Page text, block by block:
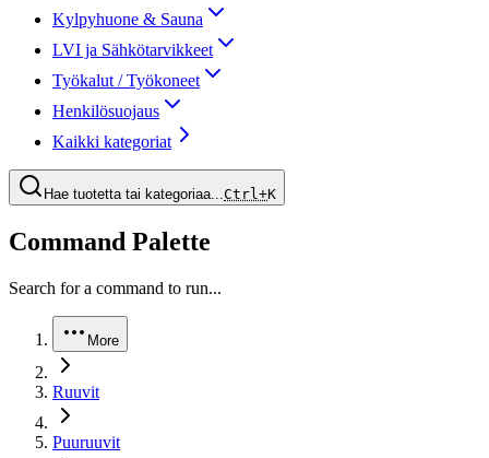
Kylpyhuone & Sauna
LVI ja Sähkötarvikkeet
Työkalut / Työkoneet
Henkilösuojaus
Kaikki kategoriat
Hae tuotetta tai kategoriaa...Ctrl+K
Command Palette
Search for a command to run...
More
Ruuvit
Puuruuvit